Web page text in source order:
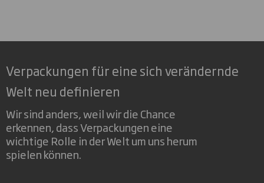
Verpackungen für eine sich verändernde
Welt neu definieren
Wir sind anders, weil wir die Chance
erkennen, dass Verpackungen eine
wichtige Rolle in der Welt um uns herum
spielen können.